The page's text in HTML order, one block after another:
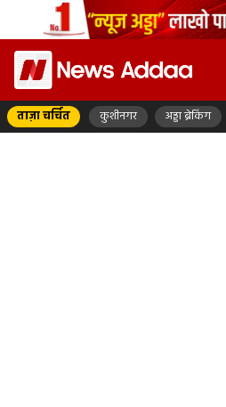
ताज़ा चर्चित कुशीनगर अड्डा ब्रेकिंग